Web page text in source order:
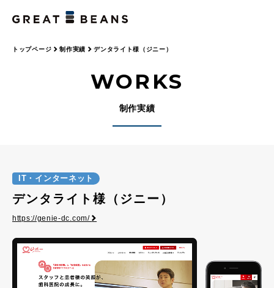
トップページ 制作実績 デンタライト様（ジニー）
WORKS
制作実績
IT・インターネット
デンタライト様（ジニー）
https://genie-dc.com/